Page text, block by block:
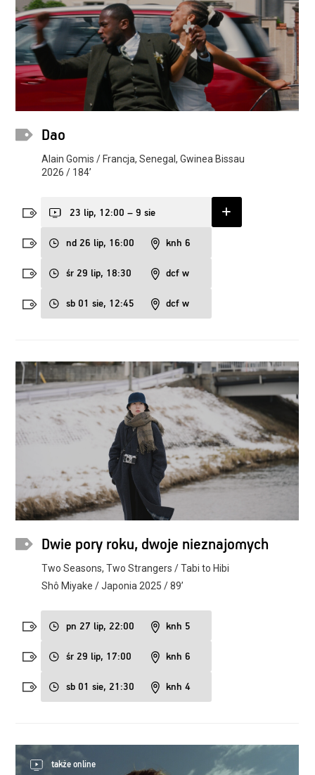
Dao
Alain Gomis / Francja, Senegal, Gwinea Bissau
2026 / 184’
nd 26 lip, 16:00 knh 6
śr 29 lip, 18:30 dcf w
sb 01 sie, 12:45 dcf w
23 lip, 12:00 – 9 sie
Dwie pory roku, dwoje nieznajomych
Two Seasons, Two Strangers / Tabi to Hibi
Shô Miyake / Japonia 2025 / 89’
pn 27 lip, 22:00 knh 5
śr 29 lip, 17:00 knh 6
sb 01 sie, 21:30 knh 4
także online